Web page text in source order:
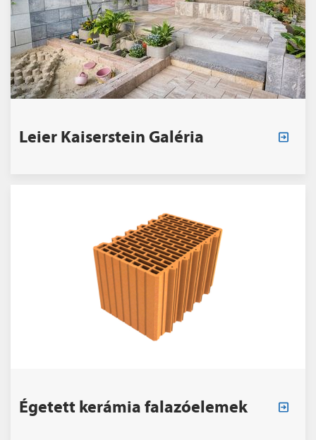
Leier Kaiserstein Galéria
Égetett kerámia falazóelemek